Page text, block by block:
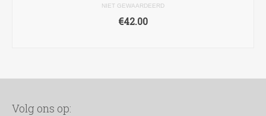
NIET GEWAARDEERD
€42.00
Volg ons op: